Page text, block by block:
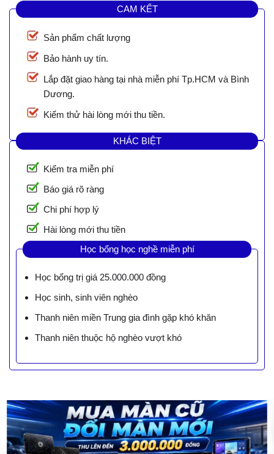
CAM KẾT
Sản phẩm chất lượng
Bảo hành uy tín.
Lắp đặt giao hàng tại nhà miễn phí Tp.HCM và Bình
Dương.
Kiểm thử hài lòng mới thu tiền.
KHÁC BIỆT
Kiểm tra miễn phí
Báo giá rõ ràng
Chi phí hợp lý
Hài lòng mới thu tiền
Học bổng học nghề miễn phí
Học bổng trị giá 25.000.000 đồng
Học sinh, sinh viên nghèo
Thanh niên miền Trung gia đình gặp khó khăn
Thanh niên thuộc hộ nghèo vượt khó